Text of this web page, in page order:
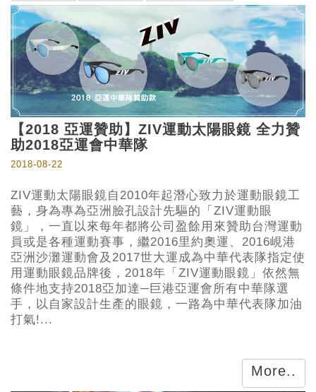
【2018 亞運贊助】ZIV運動太陽眼鏡 全力贊
助2018亞運會中華隊
2018-08-22
ZIV運動太陽眼鏡自2010年起潛心致力於運動眼鏡工
藝，身為專為亞洲臉孔設計先驅的「ZIV運動眼
鏡」，一直以來每年都將公司盈餘用來贊助台灣運動
員或是各種運動賽事，繼2016里約奧運、2016峴港
亞洲沙灘運動會及2017世大運成為中華代表隊指定使
用運動眼鏡品牌後，2018年「ZIV運動眼鏡」依然無
條件地支持2018亞加達─巨港亞運會所有中華隊選
手，以自家設計生產的眼鏡，一路為中華代表隊加油
打氣!...
More..